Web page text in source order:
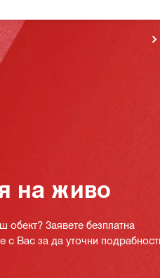
на живо
обект? Заявете безплатна
Вас за да уточни